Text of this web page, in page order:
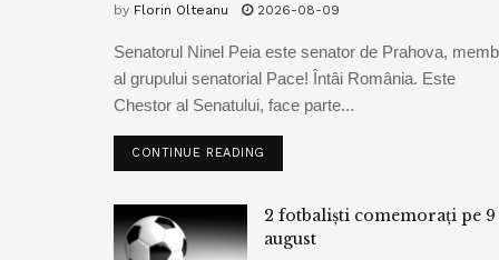
by Florin Olteanu 2026-08-09
Senatorul Ninel Peia este senator de Prahova,
al grupului senatorial Pace! Întâi România. Este
Chestor al Senatului, face parte...
CONTINUE READING
2 fotbaliști comemorați pe 9
august